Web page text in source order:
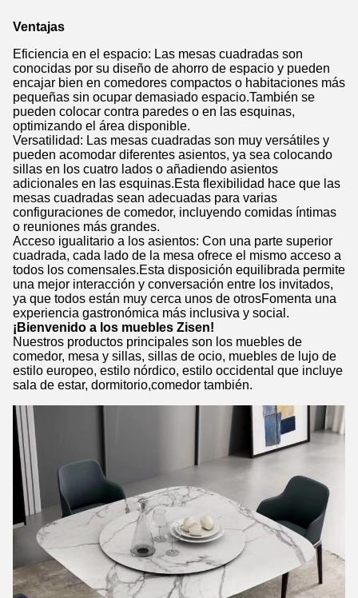
Ventajas
Eficiencia en el espacio: Las mesas cuadradas son
conocidas por su diseño de ahorro de espacio y pueden
encajar bien en comedores compactos o habitaciones más
pequeñas sin ocupar demasiado espacio.También se
pueden colocar contra paredes o en las esquinas,
optimizando el área disponible.
Versatilidad: Las mesas cuadradas son muy versátiles y
pueden acomodar diferentes asientos, ya sea colocando
sillas en los cuatro lados o añadiendo asientos
adicionales en las esquinas.Esta flexibilidad hace que las
mesas cuadradas sean adecuadas para varias
configuraciones de comedor, incluyendo comidas íntimas
o reuniones más grandes.
Acceso igualitario a los asientos: Con una parte superior
cuadrada, cada lado de la mesa ofrece el mismo acceso a
todos los comensales.Esta disposición equilibrada permite
una mejor interacción y conversación entre los invitados,
ya que todos están muy cerca unos de otrosFomenta una
experiencia gastronómica más inclusiva y social.
¡Bienvenido a los muebles Zisen!
Nuestros productos principales son los muebles de
comedor, mesa y sillas, sillas de ocio, muebles de lujo de
estilo europeo, estilo nórdico, estilo occidental que incluye
sala de estar, dormitorio,comedor también.